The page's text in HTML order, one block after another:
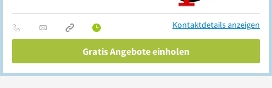
Kontaktdetails anzeigen
Gratis Angebote einholen